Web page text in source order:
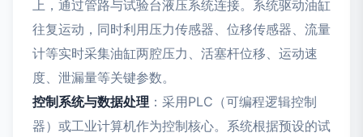
上，通过管路与试验台液压系统连接。系统驱动油缸
往复运动，同时利用压力传感器、位移传感器、流量
计等实时采集油缸两腔压力、活塞杆位移、运动速
度、泄漏量等关键参数。
控制系统与数据处理 ：采用PLC（可编程逻辑控制
器）或工业计算机作为控制核心。系统根据预设的试